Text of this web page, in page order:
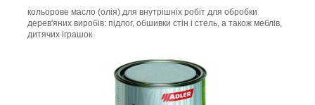
кольорове масло (олія) для внутрішніх робіт для обробки
дерев'яних виробів: підлог, обшивки стін і стель, а також меблів,
дитячих іграшок